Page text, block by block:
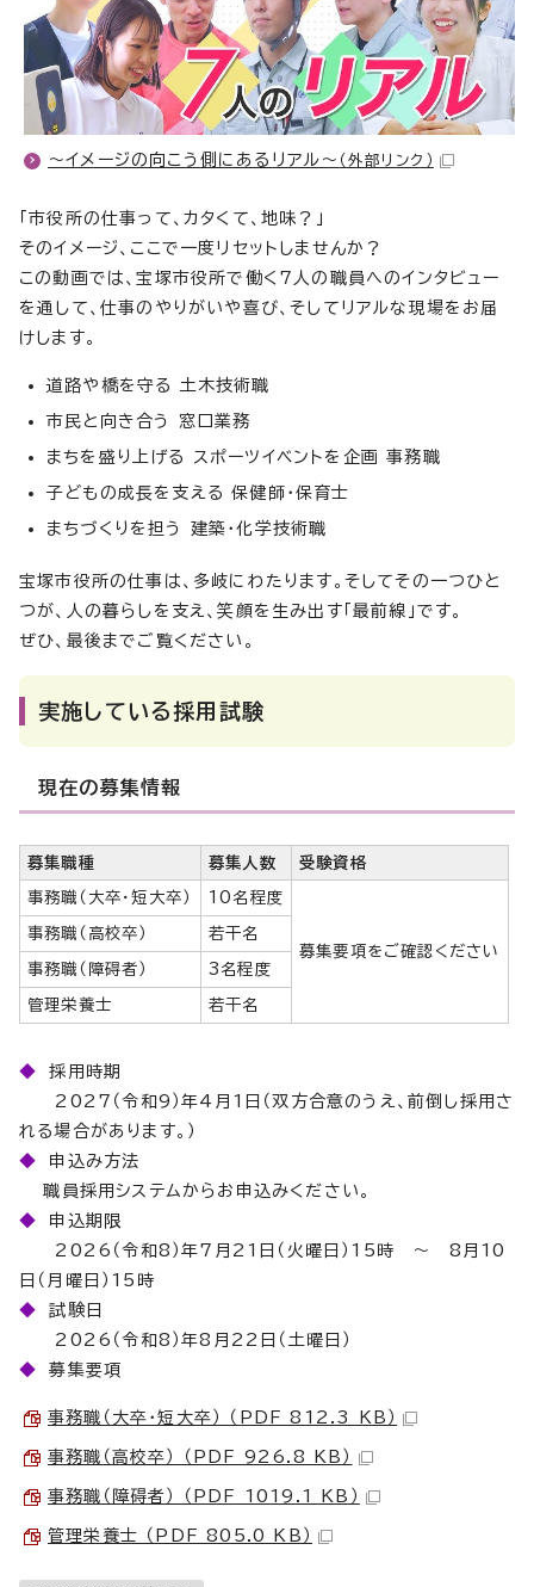
〜イメージの向こう側にあるリアル〜 （外部リンク）
「市役所の仕事って、カタくて、地味？」
そのイメージ、ここで一度リセットしませんか？
この動画では、宝塚市役所で働く7人の職員へのインタビュー
を通して、仕事のやりがいや喜び、そしてリアルな現場をお届
けします。
道路や橋を守る 土木技術職
市民と向き合う 窓口業務
まちを盛り上げる スポーツイベントを企画 事務職
子どもの成長を支える 保健師・保育士
まちづくりを担う 建築・化学技術職
宝塚市役所の仕事は、多岐にわたります。そしてその一つひと
つが、人の暮らしを支え、笑顔を生み出す「最前線」です。
ぜひ、最後までご覧ください。
実施している採用試験
現在の募集情報
募集職種 募集人数 受験資格
事務職（大卒・短大卒） 10名程度
募集要項をご確認ください
事務職（高校卒） 若干名
事務職（障碍者） 3名程度
管理栄養士 若干名
◆ 採用時期
2027（令和9）年4月1日（双方合意のうえ、前倒し採用さ
れる場合があります。）
◆ 申込み方法
職員採用システムからお申込みください。
◆ 申込期限
2026（令和8）年7月21日（火曜日）15時 ～ 8月10
日（月曜日）15時
◆ 試験日
2026（令和8）年8月22日（土曜日）
◆ 募集要項
事務職（大卒・短大卒） （PDF 812.3 KB）
事務職（高校卒） （PDF 926.8 KB）
事務職（障碍者） （PDF 1019.1 KB）
管理栄養士 （PDF 805.0 KB）